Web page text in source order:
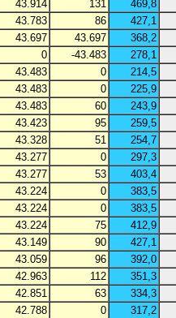
43.914 131
469,8
43.783 86
427,1
43.697 43.697
368,2
0 -43.483
278,1
43.483 0
214,5
43.483 0
225,9
43.483 60
243,9
43.423 95
259,5
43.328 51
254,7
43.277 0
297,3
43.277 53
403,4
43.224 0
383,5
43.224 0
383,5
43.224 75
412,9
43.149 90
427,1
43.059 96
392,0
42.963 112
351,3
42.851 63
334,3
42.788 0 317,2